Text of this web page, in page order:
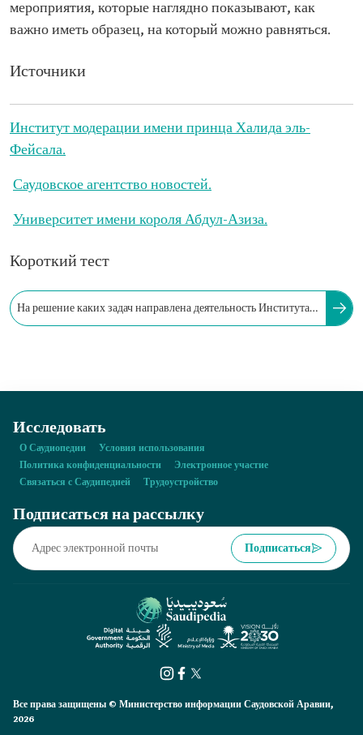
мероприятия, которые наглядно показывают, как
важно иметь образец, на который можно равняться.
Источники
Институт модерации имени принца Халида эль-
Фейсала.
Саудовское агентство новостей.
Университет имени короля Абдул-Азиза.
Короткий тест
На решение каких задач направлена деятельность Института
Исследовать
О Саудиопедии
Условия использования
Политика конфиденциальности
Электронное участие
Связаться с Саудипедией
Трудоустройство
Подписаться на рассылку
Подписаться
Все права защищены © Министерство информации Саудовской Аравии,
2026